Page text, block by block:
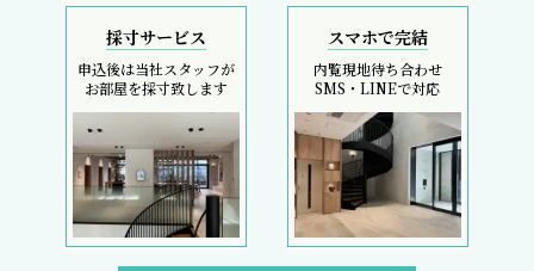
採寸サービス
申込後は当社スタッフが
お部屋を採寸致します
スマホで完結
内覧現地待ち合わせ
SMS・LINEで対応